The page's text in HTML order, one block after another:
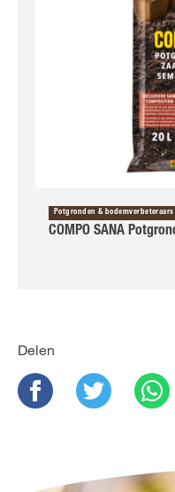
Potgronden & bodemverbeteraars
COMPO SANA
Delen